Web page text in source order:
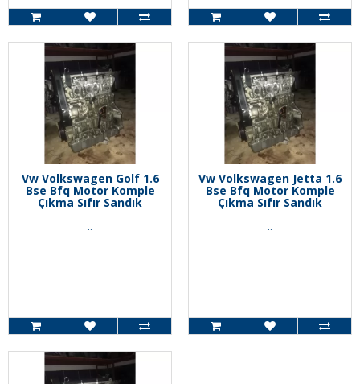
Vw Volkswagen Golf 1.6
Bse Bfq Motor Komple
Çıkma Sıfır Sandık
..
Vw Volkswagen Jetta 1.6
Bse Bfq Motor Komple
Çıkma Sıfır Sandık
..